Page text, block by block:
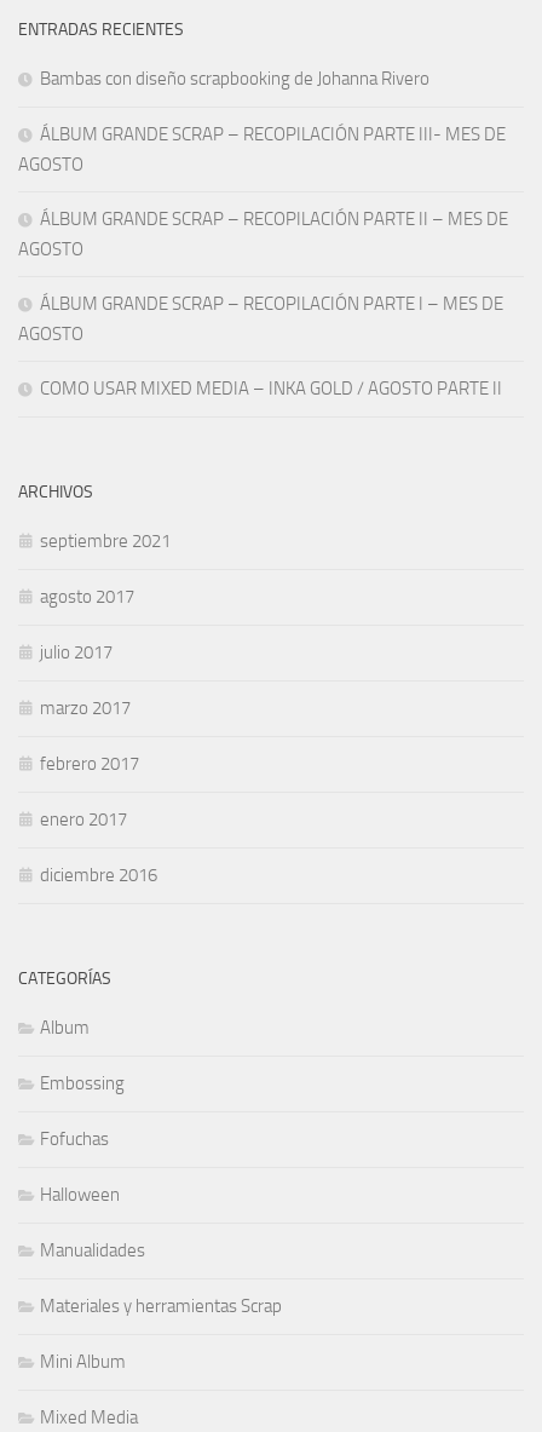
ENTRADAS RECIENTES
Bambas con diseño scrapbooking de Johanna Rivero
ÁLBUM GRANDE SCRAP – RECOPILACIÓN PARTE III- MES DE
AGOSTO
ÁLBUM GRANDE SCRAP – RECOPILACIÓN PARTE II – MES DE
AGOSTO
ÁLBUM GRANDE SCRAP – RECOPILACIÓN PARTE I – MES DE
AGOSTO
COMO USAR MIXED MEDIA – INKA GOLD / AGOSTO PARTE II
ARCHIVOS
septiembre 2021
agosto 2017
julio 2017
marzo 2017
febrero 2017
enero 2017
diciembre 2016
CATEGORÍAS
Album
Embossing
Fofuchas
Halloween
Manualidades
Materiales y herramientas Scrap
Mini Album
Mixed Media